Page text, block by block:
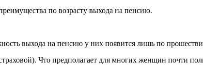
по возрасту выхода на пенсию.
выхода на пенсию у них появится лишь по
Что предполагает для многих женщин почти